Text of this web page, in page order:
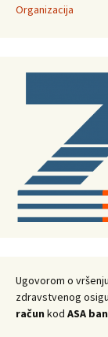
Organizacija
Ugovorom o
zdravstvenog
račun kod ASA